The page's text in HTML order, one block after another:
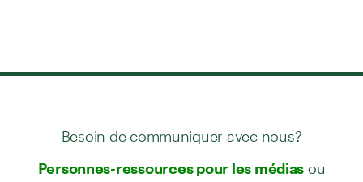
Besoin de communiquer avec nous?
Personnes-ressources pour les médias ou